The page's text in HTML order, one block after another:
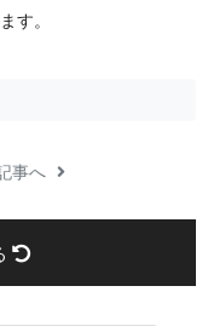
す。
事へ